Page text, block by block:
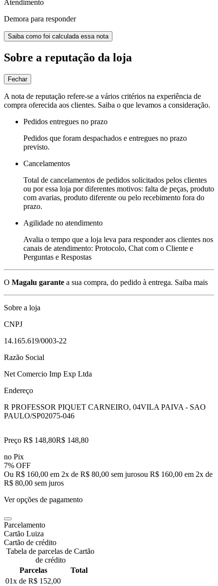
Atendimento
Demora para responder
Saiba como foi calculada essa nota
Sobre a reputação da loja
Fechar
A nota de reputação refere-se a vários critérios na experiência de
compra oferecida aos clientes. Saiba o que levamos a consideração.
Pedidos entregues no prazo
Pedidos que foram despachados e entregues no prazo
previsto.
Cancelamentos
Total de cancelamentos de pedidos solicitados pelos clientes
ou por essa loja por diferentes motivos: falta de peças, produto
com avarias, produto diferente ou pelo recebimento fora do
prazo.
Agilidade no atendimento
Avalia o tempo que a loja leva para responder aos clientes nos
canais de atendimento: Protocolo, Chat com o Cliente e
Perguntas e Respostas
O Magalu garante a sua compra, do pedido à entrega. Saiba mais
Sobre a loja
CNPJ
14.165.619/0003-22
Razão Social
Net Comercio Imp Exp Ltda
Endereço
R PROFESSOR PIQUET CARNEIRO, 04VILA PAIVA - SAO
PAULO/SP02075-046
Preço R$ 148,80R$ 148,80
no Pix
7% OFF
Ou R$ 160,00 em 2x de R$ 80,00 sem jurosou R$ 160,00 em 2x de
R$ 80,00 sem juros
Ver opções de pagamento
Parcelamento
Cartão Luiza
Cartão de crédito
Tabela de parcelas de Cartão
de crédito
Parcelas
Total
01x de R$ 152,00